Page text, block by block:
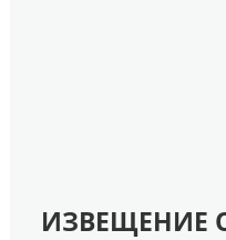
ИЗВЕЩЕНИЕ